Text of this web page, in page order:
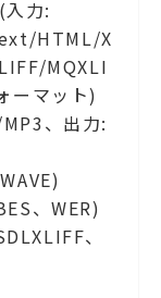
力:
HTML/X
MQXLI
ーマット)
、出力:
、WER)
、